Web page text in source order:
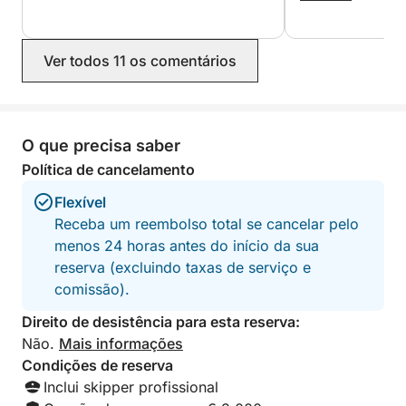
Ver todos 11 os comentários
O que precisa saber
Política de cancelamento
Flexível
Receba um reembolso total se cancelar pelo
menos 24 horas antes do início da sua
reserva (excluindo taxas de serviço e
comissão).
Direito de desistência para esta reserva:
Não. Mais informações
Condições de reserva
Inclui skipper profissional